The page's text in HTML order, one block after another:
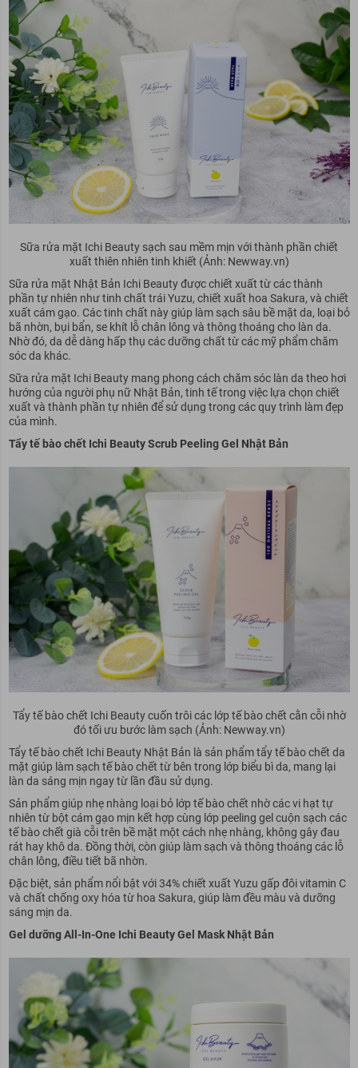
Sữa rửa mặt Ichi Beauty sạch sau mềm mịn với thành phần chiết
xuất thiên nhiên tinh khiết (Ảnh: Newway.vn)
Sữa rửa mặt Nhật Bản Ichi Beauty được chiết xuất từ các thành
phần tự nhiên như tinh chất trái Yuzu, chiết xuất hoa Sakura, và chiết
xuất cám gạo. Các tinh chất này giúp làm sạch sâu bề mặt da, loại bỏ
bã nhờn, bụi bẩn, se khít lỗ chân lông và thông thoáng cho làn da.
Nhờ đó, da dễ dàng hấp thụ các dưỡng chất từ các mỹ phẩm chăm
sóc da khác.
Sữa rửa mặt Ichi Beauty mang phong cách chăm sóc làn da theo hơi
hướng của người phụ nữ Nhật Bản, tinh tế trong việc lựa chọn chiết
xuất và thành phần tự nhiên để sử dụng trong các quy trình làm đẹp
của mình.
Tẩy tế bào chết Ichi Beauty Scrub Peeling Gel Nhật Bản
Tẩy tế bào chết Ichi Beauty cuốn trôi các lớp tế bào chết cằn cỗi nhờ
đó tối ưu bước làm sạch (Ảnh: Newway.vn)
Tẩy tế bào chết Ichi Beauty Nhật Bản là sản phẩm tẩy tế bào chết da
mặt giúp làm sạch tế bào chết từ bên trong lớp biểu bì da, mang lại
làn da sáng mịn ngay từ lần đầu sử dụng.
Sản phẩm giúp nhẹ nhàng loại bỏ lớp tế bào chết nhờ các vi hạt tự
nhiên từ bột cám gạo mịn kết hợp cùng lớp peeling gel cuộn sạch các
tế bào chết già cỗi trên bề mặt một cách nhẹ nhàng, không gây đau
rát hay khô da. Đồng thời, còn giúp làm sạch và thông thoáng các lỗ
chân lông, điều tiết bã nhờn.
Đặc biệt, sản phẩm nổi bật với 34% chiết xuất Yuzu gấp đôi vitamin C
và chất chống oxy hóa từ hoa Sakura, giúp làm đều màu và dưỡng
sáng mịn da.
Gel dưỡng All-In-One Ichi Beauty Gel Mask Nhật Bản